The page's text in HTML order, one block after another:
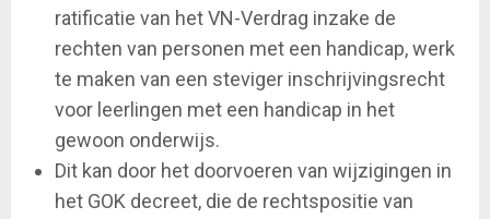
ratificatie van het VN-Verdrag inzake de
rechten van personen met een handicap, werk
te maken van een steviger inschrijvingsrecht
voor leerlingen met een handicap in het
gewoon onderwijs.
Dit kan door het doorvoeren van wijzigingen in
het GOK decreet, die de rechtspositie van